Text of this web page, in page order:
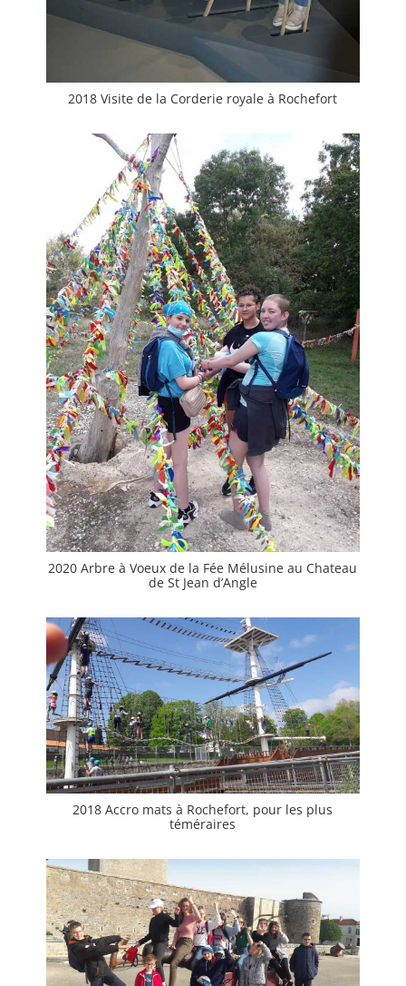
2018 Visite de la Corderie royale à Rochefort
2020 Arbre à Voeux de la Fée Mélusine au Chateau
de St Jean d’Angle
2018 Accro mats à Rochefort, pour les plus
téméraires